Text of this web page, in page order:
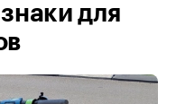
для